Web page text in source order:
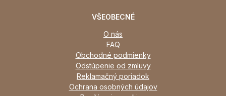
VŠEOBECNÉ
O nás
FAQ
Obchodné podmienky
Odstúpenie od zmluvy
Reklamačný poriadok
Ochrana osobných údajov